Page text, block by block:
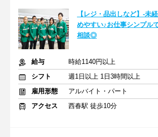
【レジ・品出しなど】-未
めやすい♪お仕事シンプル
相談◎
給与
時給1140円以上
シフト
週1日以上 1日3時間以上
雇用形態
アルバイト・パート
アクセス
西春駅 徒歩10分